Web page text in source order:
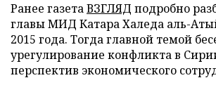
Ранее газетаВЗГЛЯД подробно
главы МИД Катара Халеда аль-
2015 года. Тогда главной темой
урегулирование конфликта в
перспектив экономического